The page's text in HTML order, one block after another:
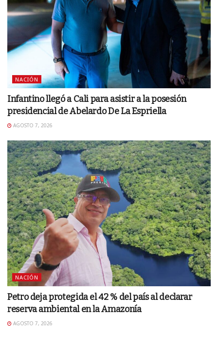
NACIÓN
Infantino llegó a Cali para asistir a la posesión
presidencial de Abelardo De La Espriella
AGOSTO 7, 2026
NACIÓN
Petro deja protegida el 42 % del país al declarar
reserva ambiental en la Amazonía
AGOSTO 7, 2026